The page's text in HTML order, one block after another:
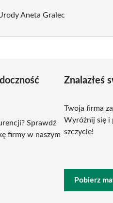
Aneta Gralec
Sprawdź
firmy w naszym
Znalazłeś
Twoja firma
Wyróżnij się i
szczycie!
Pobierz